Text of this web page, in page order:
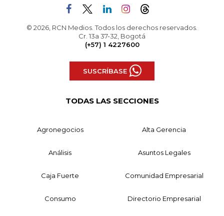
© 2026, RCN Medios. Todos los derechos reservados.
Cr. 13a 37-32, Bogotá
(+57) 1 4227600
SUSCRÍBASE
TODAS LAS SECCIONES
Agronegocios Alta Gerencia
Análisis Asuntos Legales
Caja Fuerte Comunidad Empresarial
Consumo Directorio Empresarial